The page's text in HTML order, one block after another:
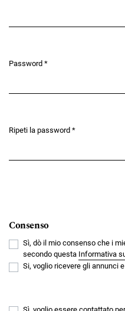
Password *
Ripeti la password *
Consenso
Sì, dò il mio consenso che i
secondo questa Informativa
Si, voglio ricevere gli annunci